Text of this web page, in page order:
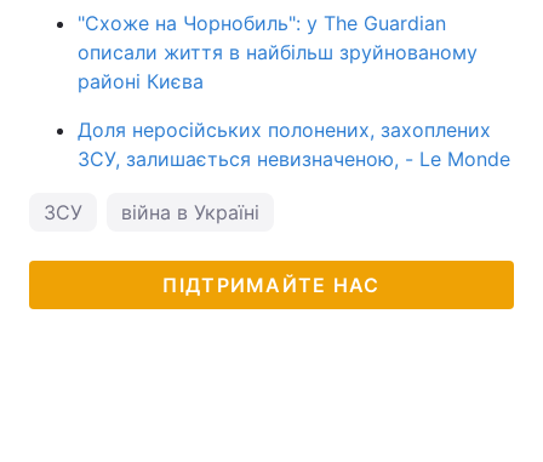
"Схоже на Чорнобиль": у The Guardian
описали життя в найбільш зруйнованому
районі Києва
Доля неросійських полонених, захоплених
ЗСУ, залишається невизначеною, - Le Monde
ЗСУ війна в Україні
ПІДТРИМАЙТЕ НАС